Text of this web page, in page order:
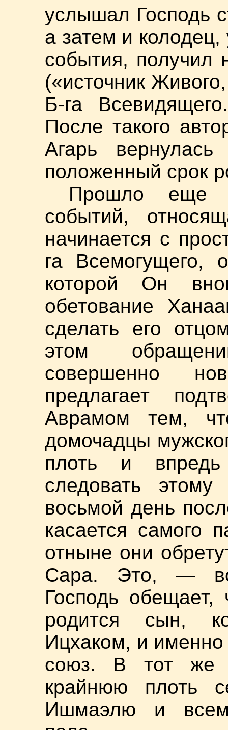
услышал Господь
а затем и колодец,
события, получил
(«источник
Б-га
После такого
Агарь
положенный срок
Прошло еще
событий,
начинается с
га Всемогущего,
которой Он
обетование
сделать его
этом
совершенно
предлагает
Аврамом тем,
домочадцы
плоть и впредь
следовать
восьмой день
касается самого
отныне они
Сара. Это, —
Господь
родится сын,
Ицхаком, и
союз. В тот же
крайнюю плоть
Ишмаэлю и всем